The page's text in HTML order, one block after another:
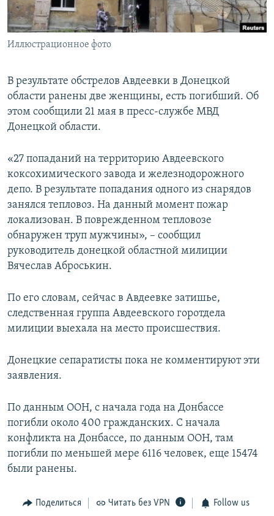
КРЫМ.НЕПОКОРЕННЫЙ
ELIFBE
УКРАИНСКАЯ ПРОБЛЕМА КРЫМА
Иллюстрационное фото
В результате обстрелов Авдеевки в Донецкой
области ранены две женщины, есть погибший. Об
этом сообщили 21 мая в пресс-службе МВД
Донецкой области.
«27 попаданий на территорию Авдеевского
коксохимического завода и железнодорожного
депо. В результате попадания одного из снарядов
занялся тепловоз. На данный момент пожар
локализован. В поврежденном тепловозе
обнаружен труп мужчины», – сообщил
руководитель донецкой областной милиции
Вячеслав Аброськин.
По его словам, сейчас в Авдеевке затишье,
следственная группа Авдеевского горотдела
милиции выехала на место происшествия.
Донецкие сепаратисты пока не комментируют эти
заявления.
По данным ООН, с начала года на Донбассе
погибли около 400 гражданских. С начала
конфликта на Донбассе, по данным ООН, там
погибли по меньшей мере 6116 человек, еще 15474
были ранены.
Поделиться Читать без VPN Follow us